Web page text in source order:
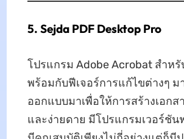
5. Sejda PDF Desktop Pro
โปรแกรม Adobe Acrobat สำหรั
พร้อมกับฟีเจอร์การแก้ไขต่างๆ ม
ออกแบบมาเพื่อให้การสร้างเอกส
และง่ายดาย มีโปรแกรมเวอร์ชั